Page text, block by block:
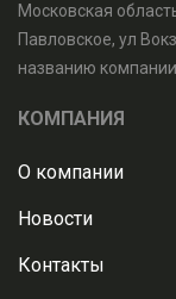
Московская
Павловское, ул
названию
КОМПАНИЯ
О компании
Новости
Контакты